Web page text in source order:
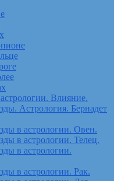
Влияние.
Астрология. Бернадет
в астрологии. Овен.
в астрологии. Телец.
в астрологии.
в астрологии. Рак.